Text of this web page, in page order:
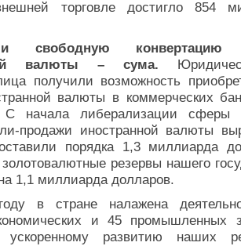
торговле достигло 854
свободную конвертацию
валюты – сума.
получили возможность
валюты в коммерческих
С начала либерализации сферы
продажи иностранной валюты
порядка 1,3 миллиарда
резервы нашего
1,1 миллиарда долларов.
в стране налажена
и 45 промышленных
ускоренному развитию наших